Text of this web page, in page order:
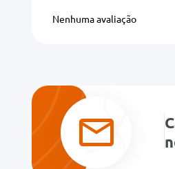
Adicionar
Avalie o produto de
★★★
Seu nome
Nenhuma avaliação